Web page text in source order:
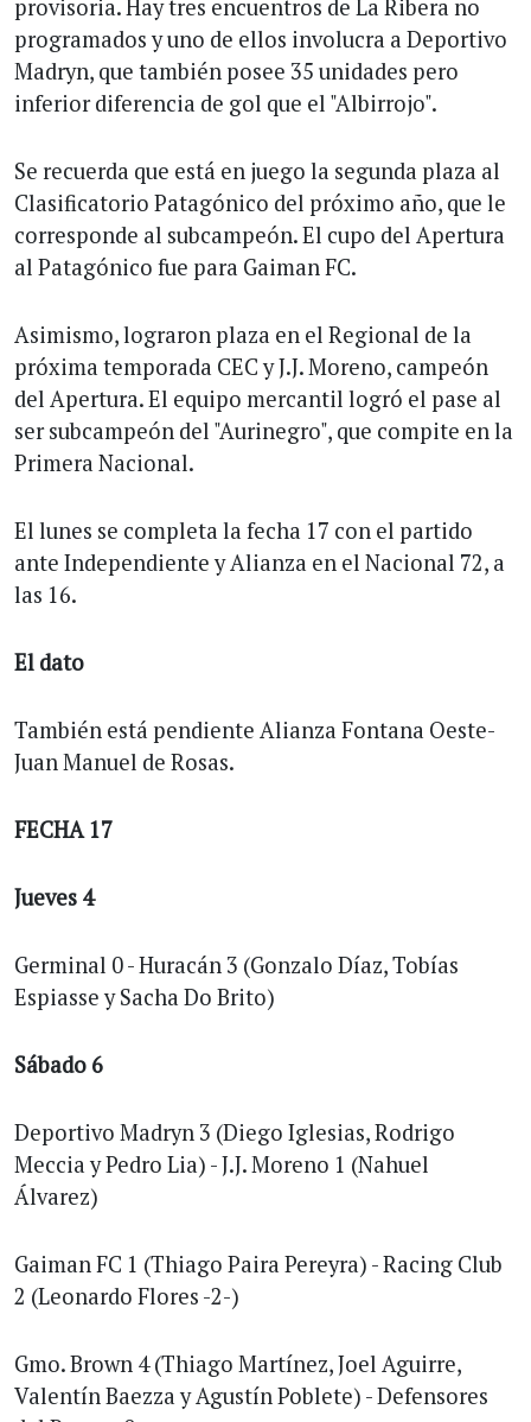
provisoria. Hay tres encuentros de La Ribera no
programados y uno de ellos involucra a Deportivo
Madryn, que también posee 35 unidades pero
inferior diferencia de gol que el "Albirrojo".
Se recuerda que está en juego la segunda plaza al
Clasificatorio Patagónico del próximo año, que le
corresponde al subcampeón. El cupo del Apertura
al Patagónico fue para Gaiman FC.
Asimismo, lograron plaza en el Regional de la
próxima temporada CEC y J.J. Moreno, campeón
del Apertura. El equipo mercantil logró el pase al
ser subcampeón del "Aurinegro", que compite en la
Primera Nacional.
El lunes se completa la fecha 17 con el partido
ante Independiente y Alianza en el Nacional 72, a
las 16.
El dato
También está pendiente Alianza Fontana Oeste-
Juan Manuel de Rosas.
FECHA 17
Jueves 4
Germinal 0 - Huracán 3 (Gonzalo Díaz, Tobías
Espiasse y Sacha Do Brito)
Sábado 6
Deportivo Madryn 3 (Diego Iglesias, Rodrigo
Meccia y Pedro Lia) - J.J. Moreno 1 (Nahuel
Álvarez)
Gaiman FC 1 (Thiago Paira Pereyra) - Racing Club
2 (Leonardo Flores -2-)
Gmo. Brown 4 (Thiago Martínez, Joel Aguirre,
Valentín Baezza y Agustín Poblete) - Defensores